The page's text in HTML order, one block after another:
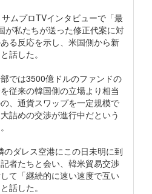
ムプロTVインタビューで「最
が私たちが送った修正代案に対
る反応を示し、米国側から新
話した。
では3500億ドルのファンドの
従来の韓国側の立場より相当
、通貨スワップを一定規模で
詰めの交渉が進行中だという
のダレス空港にこの日未明に到
者たちと会い、韓米貿易交渉
て「継続的に速い速度で互い
話した。